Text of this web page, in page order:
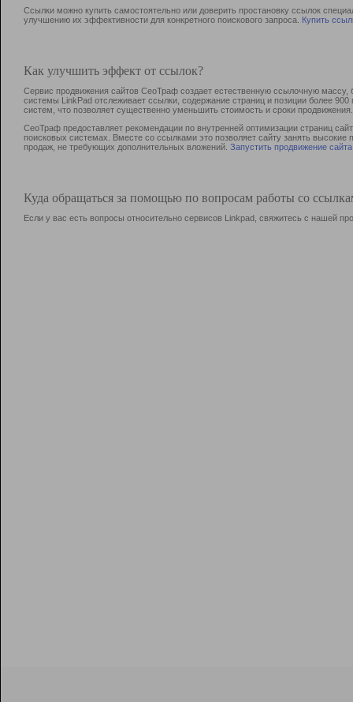
Ссылки можно купить самостоятельно или доверить простановку ссылок
улучшению их эффективности для конкретного поискового запроса. Купить
Как улучшить эффект от ссылок?
Сервис продвижения сайтов СеоТраф создает естественную ссылочную
системы LinkPad отслеживает ссылки, содержание страниц и позиции более
систем, что позволяет существенно уменьшить стоимость и сроки продвижения.
СеоТраф предоставляет рекомендации по внутренней оптимизации страниц
поисковых системах. Вместе со ссылками это позволяет сайту занять
продаж, не требующих дополнительных вложений. Запустить продвижение сайта
Куда обращаться за помощью по вопросам работы со
Если у вас есть вопросы относительно сервисов Linkpad, свяжитесь с нашей